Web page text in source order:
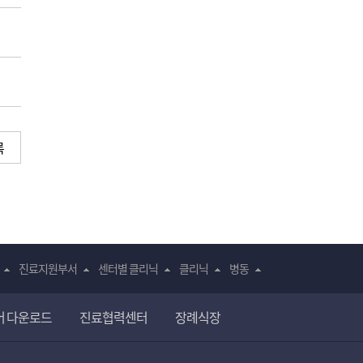
진료지원부서 센터별 클리닉 클리닉 병동
다운로드 진료협력센터 장례식장